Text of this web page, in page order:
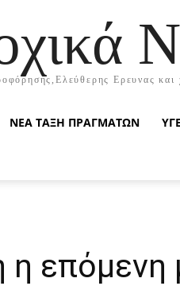
Ερευνας και
ΝΕΑ ΤΑΞΗ ΠΡΑΓΜΑΤΩΝ
η επόμενη